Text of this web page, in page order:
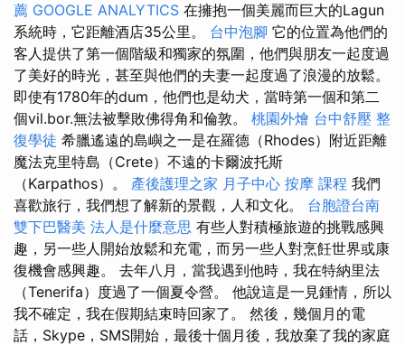
薦 GOOGLE ANALYTICS 在擁抱一個美麗而巨大的Lagun
系統時，它距離酒店35公里。 台中泡腳 它的位置為他們的
客人提供了第一個階級和獨家的氛圍，他們與朋友一起度過
了美好的時光，甚至與他們的夫妻一起度過了浪漫的放鬆。
即使有1780年的dum，他們也是幼犬，當時第一個和第二
個vil.bor.無法被擊敗佛得角和倫敦。 桃園外燴 台中舒壓 整
復學徒 希臘遙遠的島嶼之一是在羅德（Rhodes）附近距離
魔法克里特島（Crete）不遠的卡爾波托斯
（Karpathos）。 產後護理之家 月子中心 按摩 課程 我們
喜歡旅行，我們想了解新的景觀，人和文化。 台胞證台南
雙下巴醫美 法人是什麼意思 有些人對積極旅遊的挑戰感興
趣，另一些人開始放鬆和充電，而另一些人對烹飪世界或康
復機會感興趣。 去年八月，當我遇到他時，我在特納里法
（Tenerifa）度過了一個夏令營。 他說這是一見鍾情，所以
我不確定，我在假期結束時回家了。 然後，幾個月的電
話，Skype，SMS開始，最後十個月後，我放棄了我的家庭